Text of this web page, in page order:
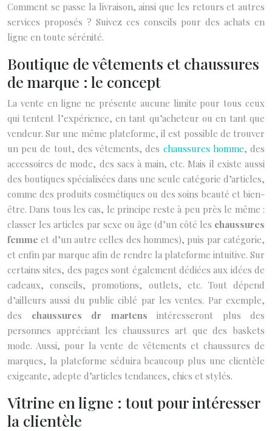
Comment se passe la livraison, ainsi que les retours et autres
services proposés ? Suivez ces conseils pour des achats en
ligne en toute sérénité.
Boutique de vêtements et chaussures
de marque : le concept
La vente en ligne ne présente aucune limite pour tous ceux
qui tentent l’expérience, en tant qu’acheteur ou en tant que
vendeur. Sur une même plateforme, il est possible de trouver
un peu de tout, des vêtements, des chaussures homme, des
accessoires de mode, des sacs à main, etc. Mais il existe aussi
des boutiques spécialisées dans une seule catégorie d’articles,
comme des produits cosmétiques ou des soins beauté et bien-
être. Dans tous les cas, le principe reste à peu près le même :
classer les articles par sexe ou âge (d’un côté les chaussures
femme et d’un autre celles des hommes), puis par catégorie,
et enfin par marque afin de rendre la plateforme intuitive. Sur
certains sites, des pages sont également dédiées aux idées de
cadeaux, conseils, promotions, outlets, etc. Tout dépend
d’ailleurs aussi du public ciblé par les ventes. Par exemple,
des chaussures dr martens intéresseront plus des
personnes appréciant les chaussures art que des baskets
mode. Aussi, pour la vente de vêtements et chaussures de
marques, la plateforme séduira beaucoup plus une clientèle
exigeante, adepte d’articles tendances, chics et stylés.
Vitrine en ligne : tout pour intéresser
la clientèle